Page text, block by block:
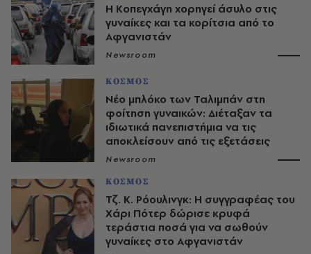
Η Κοπεγχάγη χορηγεί άσυλο στις
γυναίκες και τα κορίτσια από το
Αφγανιστάν
Newsroom
ΚΟΣΜΟΣ
Νέο μπλόκο των Ταλιμπάν στη
φοίτηση γυναικών: Διέταξαν τα
ιδιωτικά πανεπιστήμια να τις
αποκλείσουν από τις εξετάσεις
Newsroom
ΚΟΣΜΟΣ
Τζ. Κ. Ρόουλινγκ: H συγγραφέας του
Χάρι Πότερ δώρισε κρυφά
τεράστια ποσά για να σωθούν
γυναίκες στο Αφγανιστάν